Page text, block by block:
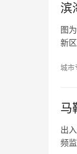
滨
图
新
城市
马
出
频